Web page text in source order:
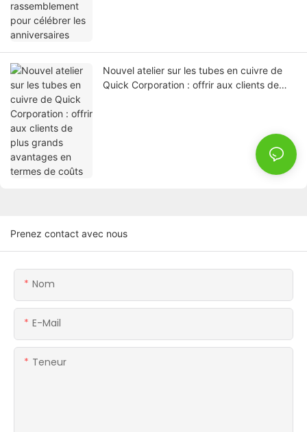
Nouvel atelier sur les tubes en cuivre de
Quick Corporation : offrir aux clients de
Prenez contact avec nous
Nom
E-Mail
Teneur